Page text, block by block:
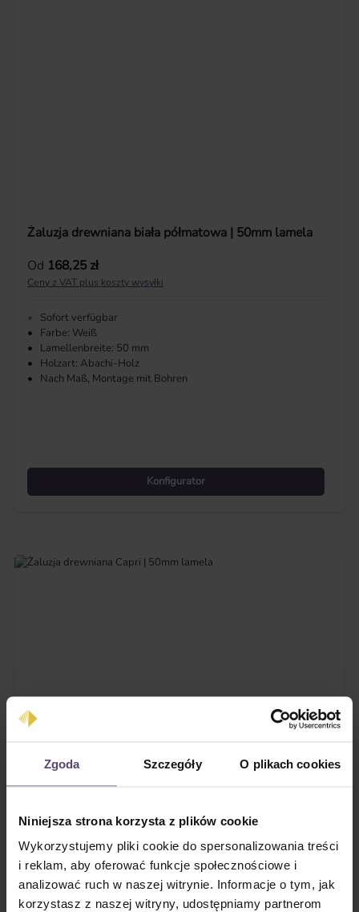
Zgoda Szczegóły O plikach cookies
Niniejsza strona korzysta z plików cookie
Wykorzystujemy pliki cookie do spersonalizowania treści
i reklam, aby oferować funkcje społecznościowe i
analizować ruch w naszej witrynie. Informacje o tym, jak
korzystasz z naszej witryny, udostępniamy partnerom
Żaluzja drewniana biała półmatowa | 50mm lamela
Cena regularna:
Od 168,25 zł
Ceny z VAT plus koszty wysyłki
•
Sofort verfügbar
•
Farbe: Weiß
•
Lamellenbreite: 50 mm
•
Holzart: Abachi-Holz
•
Nach Maß, Montage mit Bohren
Konfigurator
Żaluzja drewniana Capri | 50mm lamela
Cena regularna:
Od196,85 zł
Ceny z VAT plus koszty wysyłki